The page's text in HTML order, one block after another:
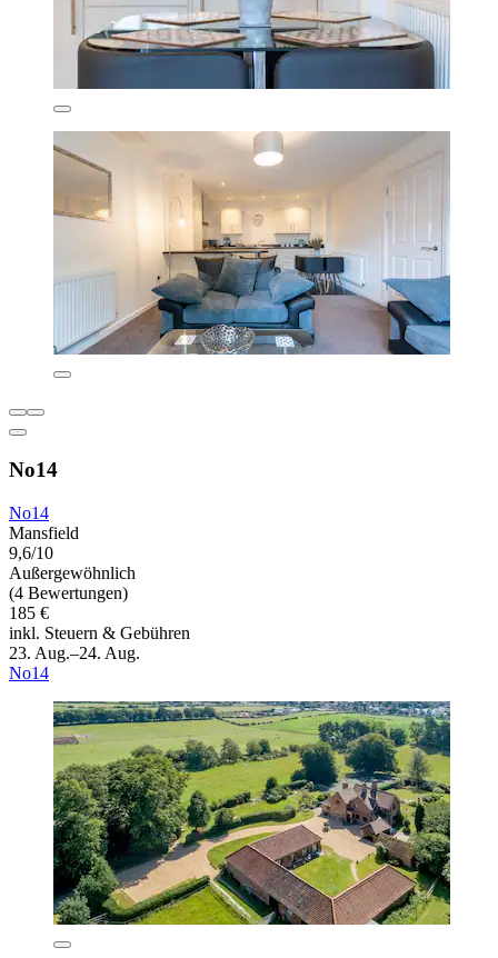
No14
No14
Mansfield
9,6/10
Außergewöhnlich
(4 Bewertungen)
185 €
inkl. Steuern & Gebühren
23. Aug.–24. Aug.
No14